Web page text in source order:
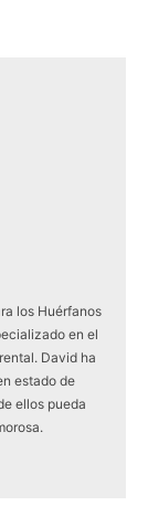
los Huérfanos
en el
David ha
estado de
ellos pueda